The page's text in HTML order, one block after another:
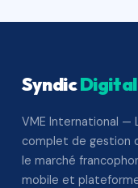
SyndicDigital
VME International —
complet de gestion
le marché
mobile et